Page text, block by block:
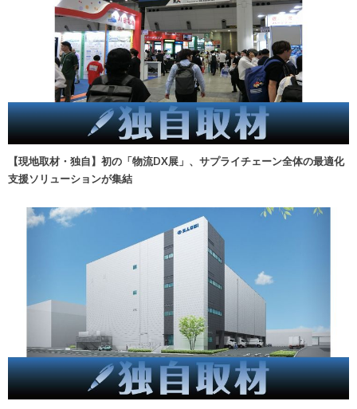
【現地取材・独自】初の「物流DX展」、サプライチェーン全体の最適化
支援ソリューションが集結